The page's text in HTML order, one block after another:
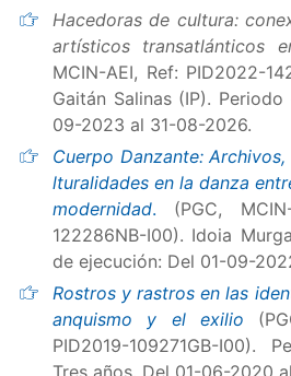
Hacedoras de cultura:
artísticos transatlánticos
MCIN-AEI, Ref: PID2022-
Gaitán Salinas (IP).
09-2023 al 31-08-2026.
Cuerpo Danzante:
lturalidades en la danza
modernidad. (PGC,
122286NB-I00). Idoia
de ejecución: Del 01-09-
Rostros y rastros en las
anquismo y el exilio
PID2019-109271GB-I00).
Tres años. Del 01-06-2020